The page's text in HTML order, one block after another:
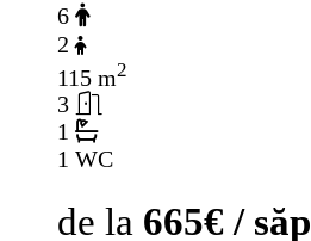
6
2
115 m2
3
1
1 WC
de la 665€ /